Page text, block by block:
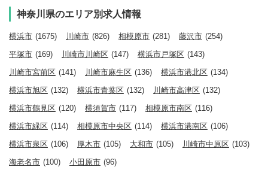
神奈川県のエリア別求人情報
横浜市 (1675) 川崎市 (826) 相模原市 (281) 藤沢市 (254)
平塚市 (169) 川崎市川崎区 (147) 横浜市戸塚区 (143)
川崎市宮前区 (141) 川崎市麻生区 (136) 横浜市港北区 (134)
横浜市旭区 (132) 横浜市青葉区 (132) 川崎市高津区 (132)
横浜市鶴見区 (120) 横須賀市 (117) 相模原市南区 (116)
横浜市緑区 (114) 相模原市中央区 (114) 横浜市港南区 (106)
横浜市泉区 (106) 厚木市 (105) 大和市 (105) 川崎市中原区 (103)
海老名市 (100) 小田原市 (96)